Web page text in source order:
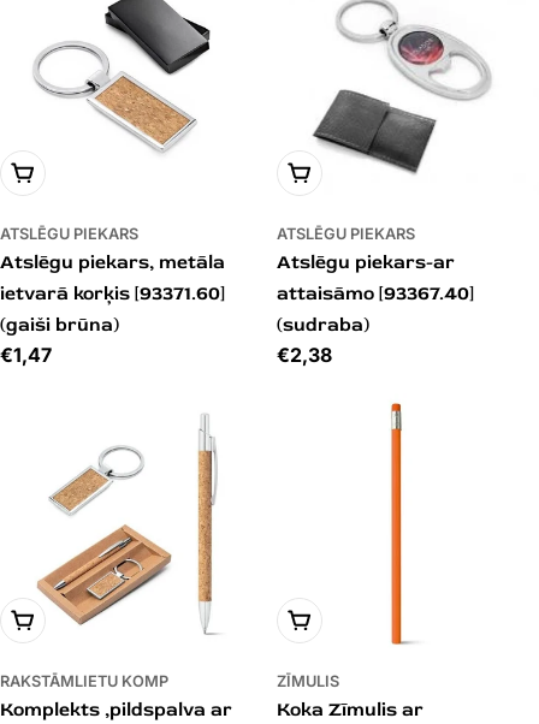
PIEVIENOT GROZAM
ATSLĒGU PIEKARS
Atslēgu piekars, metāla
ietvarā korķis [93371.60]
(gaiši brūna)
Cena
€1,47
PIEVIENOT GROZAM
ATSLĒGU PIEKARS
Atslēgu piekars-ar
attaisāmo [93367.40]
(sudraba)
Cena
€2,38
PIEVIENOT GROZAM
RAKSTĀMLIETU KOMP
Komplekts ,pildspalva ar
PIEVIENOT GROZAM
ZĪMULIS
Koka Zīmulis ar